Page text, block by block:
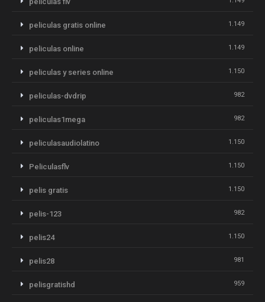
peliculas gratis online 1.149
peliculas online 1.149
peliculas y series online 1.150
peliculas-dvdrip 982
peliculas1mega 982
peliculasaudiolatino 1.150
Peliculasflv 1.150
pelis gratis 1.150
pelis-123 982
pelis24 1.150
pelis28 981
pelisgratishd 959